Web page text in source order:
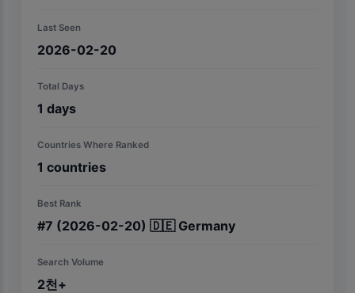
Last Seen
2026-02-20
Total Days
1 days
Countries Where Ranked
1 countries
Best Rank
#7 (2026-02-20) 🇩🇪 Germany
Search Volume
2천+